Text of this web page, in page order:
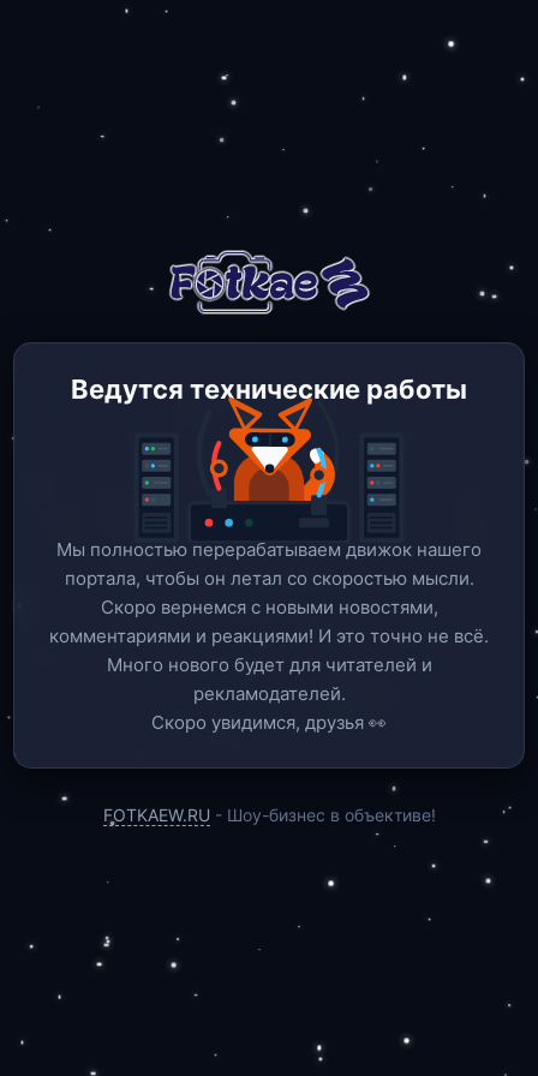
Ведутся технические работы
Мы полностью перерабатываем движок нашего
портала, чтобы он летал со скоростью мысли.
Скоро вернемся c новыми новостями,
комментариями и реакциями! И это точно не всё.
Много нового будет для читателей и
рекламодателей.
Скоро увидимся, друзья 👀
FOTKAEW.RU - Шоу-бизнес в объективе!